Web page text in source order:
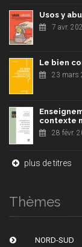
Usos y
7 avr.
Le bien
23 mars
contexte
28 févr.
plus de titres
Thèmes
NORD-SUD